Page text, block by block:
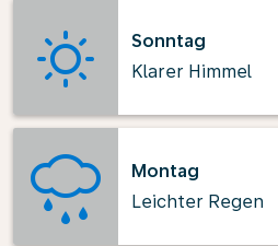
Sonntag
Klarer Himmel
Montag
Leichter Regen